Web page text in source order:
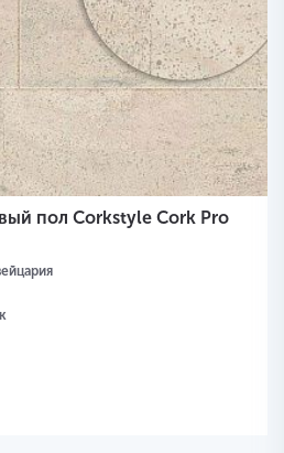
пол Corkstyle Cork Pro